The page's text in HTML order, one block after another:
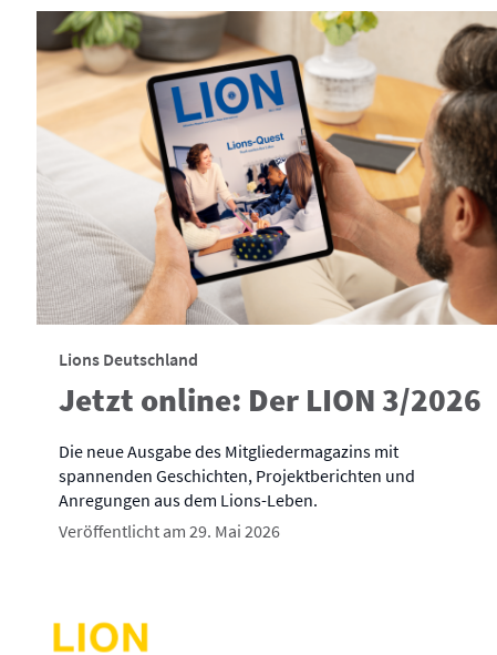
Lions Deutschland
Jetzt online: Der LION 3/2026
Die neue Ausgabe des Mitgliedermagazins mit
spannenden Geschichten, Projektberichten und
Anregungen aus dem Lions-Leben.
Veröffentlicht am 29. Mai 2026